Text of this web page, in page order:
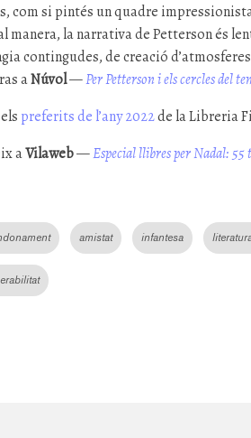
com si pintés un quadre
manera, la narrativa de Petterson és
contingudes, de creació
aNúvol—Per Petterson i els cercles del
preferits de l’any 2022de la Libreria
aVilaweb—Especial llibres per Nadal: 55
amistat infantesa